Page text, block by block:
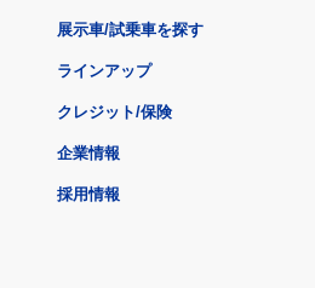
展示車/試乗車を探す
ラインアップ
クレジット/保険
企業情報
採用情報